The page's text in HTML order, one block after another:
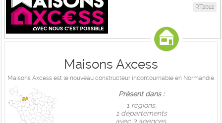
RT2012
Maisons Axcess
Maisons Axcess est le nouveau constructeur incontournable en Normandie.
Présent dans :
1 règions,
1 départements
avec 3 agences.